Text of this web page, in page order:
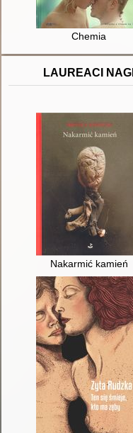
Chemia
LAUREACI
Nakarmić kamień